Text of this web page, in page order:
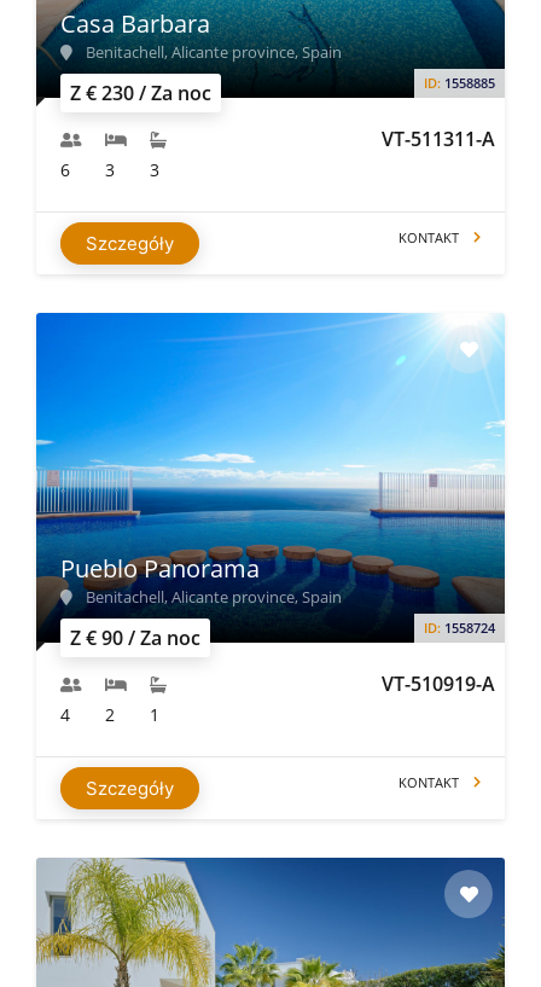
Z € 230 / Za noc ID: 1558885
VT-511311-A
Casa Barbara
Benitachell, Alicante province, Spain
6 3 3
Szczegóły KONTAKT
Z € 90 / Za noc ID: 1558724
VT-510919-A
Pueblo Panorama
Benitachell, Alicante province, Spain
4 2 1
Szczegóły KONTAKT